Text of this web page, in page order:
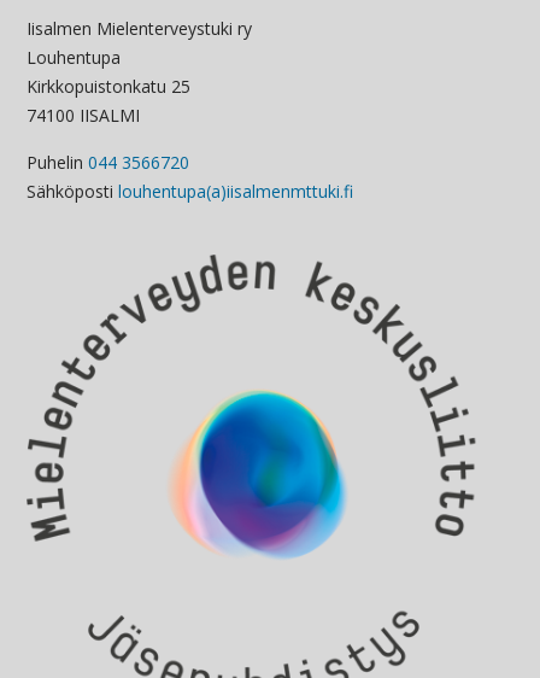
Iisalmen Mielenterveystuki ry
Louhentupa
Kirkkopuistonkatu 25
74100 IISALMI
Puhelin 044 3566720
Sähköposti louhentupa(a)iisalmenmttuki.fi